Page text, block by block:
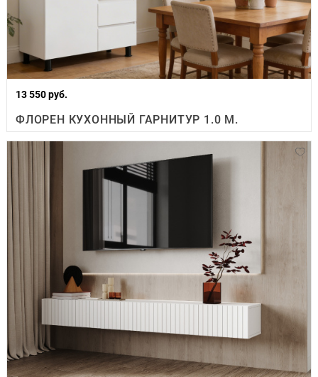
13 550 руб.
ФЛОРЕН КУХОННЫЙ ГАРНИТУР 1.0 М.